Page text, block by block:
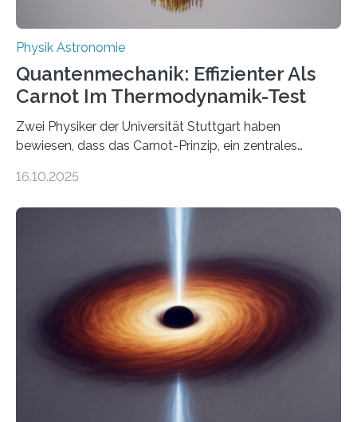
Physik Astronomie
Quantenmechanik: Effizienter Als
Carnot Im Thermodynamik-Test
Zwei Physiker der Universität Stuttgart haben
bewiesen, dass das Carnot-Prinzip, ein zentrales
Größenordnung von Atomen gilt, deren physikalische
Quantenmotoren voranbringen. Das
Wissenschaftsjournal Science Advances veröffentlichte
die Herleitung. (DOI: 10.1126/sciadv.adw8462)
Verbrennungsmotoren oder Dampfturbinen sind
Wärmekraftmaschinen: Sie wandeln thermische
Energie in mechanische Bewegung um – oder anders
ausgedrückt, Wärme in Bewegung. In
quantenmechanischen Experimenten ist es in den…
16.10.2025